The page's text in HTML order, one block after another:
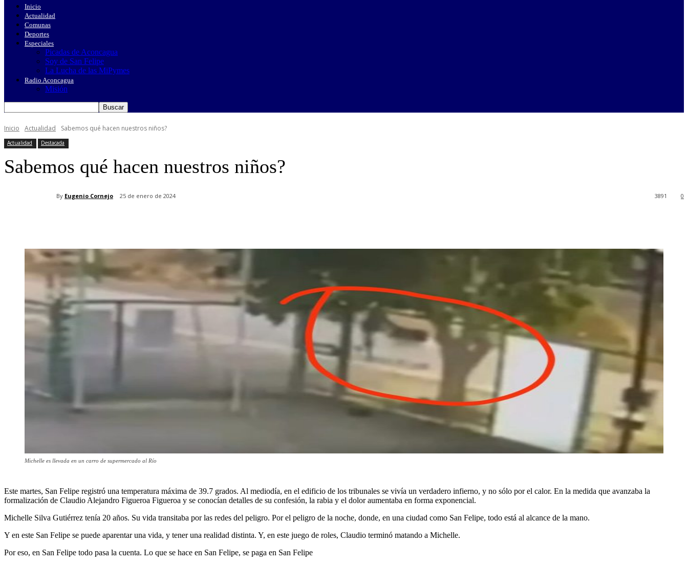
Inicio
Actualidad
Comunas
Deportes
Especiales
Picadas de Aconcagua
Soy de San Felipe
La Lucha de las MiPymes
Radio Aconcagua
Misión
Inicio Actualidad Sabemos qué hacen nuestros niños?
Actualidad Destacada
Sabemos qué hacen nuestros niños?
By Eugenio Cornejo 25 de enero de 2024 0
3891
Michelle es llevada en un carro de supermercado al Río
Este martes, San Felipe registró una temperatura máxima de 39.7 grados. Al mediodía, en el edificio de los tribunales se vivía un verdadero infierno, y no sólo por el calor. En la medida que avanzaba la
formalización de Claudio Alejandro Figueroa Figueroa y se conocían detalles de su confesión, la rabia y el dolor aumentaba en forma exponencial.
Michelle Silva Gutiérrez tenía 20 años. Su vida transitaba por las redes del peligro. Por el peligro de la noche, donde, en una ciudad como San Felipe, todo está al alcance de la mano.
Y en este San Felipe se puede aparentar una vida, y tener una realidad distinta. Y, en este juego de roles, Claudio terminó matando a Michelle.
Por eso, en San Felipe todo pasa la cuenta. Lo que se hace en San Felipe, se paga en San Felipe